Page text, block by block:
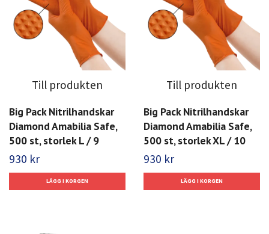
Till produkten
Big Pack Nitrilhandskar
Diamond Amabilia Safe,
500 st, storlek L / 9
930 kr
Till produkten
Big Pack Nitrilhandskar
Diamond Amabilia Safe,
500 st, storlek XL / 10
930 kr